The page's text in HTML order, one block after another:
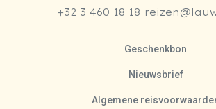
+32 3 460 18 18
Geschenkbon
Nieuwsbrief
Algemene